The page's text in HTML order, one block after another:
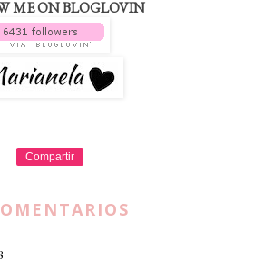
ME ON BLOGLOVIN
Compartir